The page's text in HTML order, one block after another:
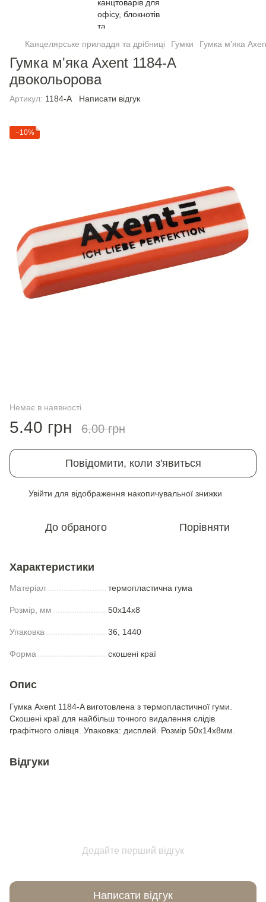
Канцелярське приладдя та дрібниці Гумки Гумка м'яка
Гумка м'яка Axent 1184-A
двокольорова
Артикул: 1184-A Написати відгук
−10%
Немає в наявності
5.40 грн 6.00 грн
Повідомити, коли з'явиться
Увійти для відображення накопичувальної знижки
До обраного Порівняти
Характеристики
Матеріал термопластична гума
Розмір, мм 50x14x8
Упаковка 36, 1440
Форма скошені краї
Опис
Гумка Axent 1184-A виготовлена з термопластичної гуми.
Скошені краї для найбільш точного видалення слідів
графітного олівця. Упаковка: дисплей. Розмір 50x14x8мм.
Відгуки
Додайте перший відгук
Написати відгук